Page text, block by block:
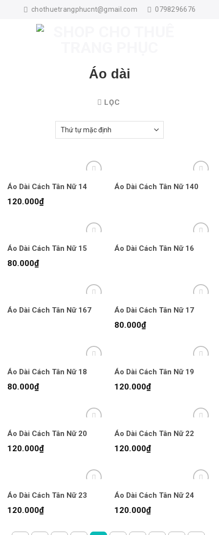
chothuetrangphucnt@gmail.com 0798296676
Áo dài
LỌC
Áo Dài Cách Tân Nữ 14
120.000₫
Áo Dài Cách Tân Nữ 140
Áo Dài Cách Tân Nữ 15
80.000₫
Áo Dài Cách Tân Nữ 16
Áo Dài Cách Tân Nữ 167 Áo Dài Cách Tân Nữ 17
80.000₫
Áo Dài Cách Tân Nữ 18
80.000₫
Áo Dài Cách Tân Nữ 19
120.000₫
Áo Dài Cách Tân Nữ 20
120.000₫
Áo Dài Cách Tân Nữ 22
120.000₫
Áo Dài Cách Tân Nữ 23
120.000₫
Áo Dài Cách Tân Nữ 24
120.000₫